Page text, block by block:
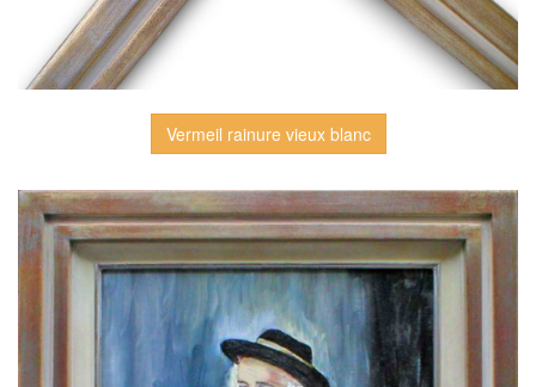
Vermeil rainure vieux blanc